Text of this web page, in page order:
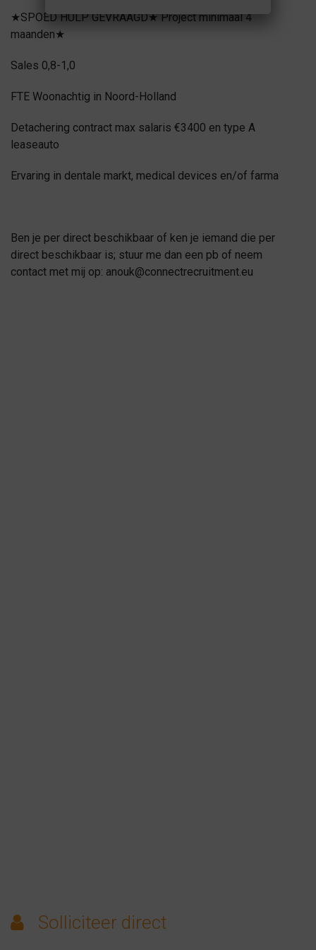
★SPOED HULP GEVRAAGD★ Project minimaal 4
maanden★
Sales 0,8-1,0
FTE Woonachtig in Noord-Holland
Detachering contract max salaris €3400 en type A
leaseauto
Ervaring in dentale markt, medical devices en/of farma
Ben je per direct beschikbaar of ken je iemand die per
direct beschikbaar is; stuur me dan een pb of neem
contact met mij op: anouk@connectrecruitment.eu
Solliciteer direct